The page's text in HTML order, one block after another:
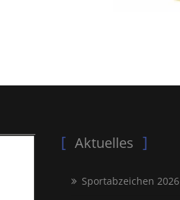
Aktuelles
Sportabzeichen 2026